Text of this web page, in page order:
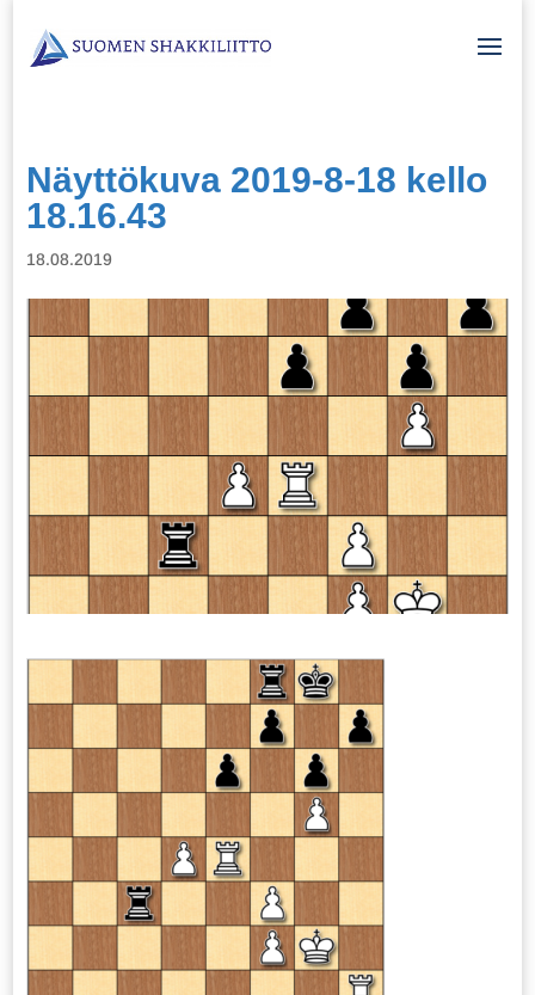
Näyttökuva 2019-8-18 kello
18.16.43
18.08.2019